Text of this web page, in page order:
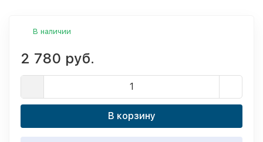
В наличии
2 780 руб.
В корзину